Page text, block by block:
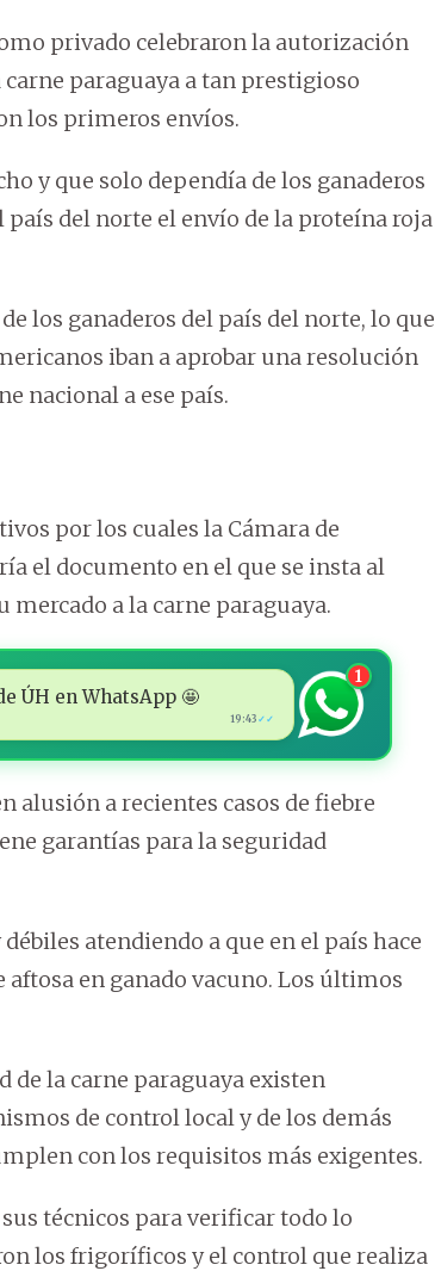
privado celebraron la autorización
paraguaya a tan prestigioso
los primeros envíos.
y que solo dependía de los ganaderos
del norte el envío de la proteína roja
los ganaderos del país del norte, lo que
iban a aprobar una resolución
nacional a ese país.
por los cuales la Cámara de
el documento en el que se insta al
a la carne paraguaya.
ÚH en WhatsApp 🤩
19:43 ✓✓
1
alusión a recientes casos de fiebre
garantías para la seguridad
atendiendo a que en el país hace
aftosa en ganado vacuno. Los últimos
de la carne paraguaya existen
de control local y de los demás
con los requisitos más exigentes.
técnicos para verificar todo lo
los frigoríficos y el control que realiza